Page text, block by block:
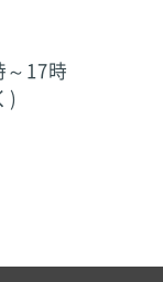
～17時
)